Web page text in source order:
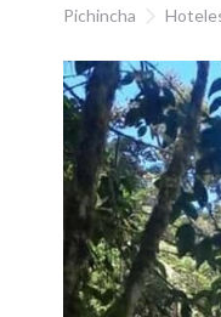
Pichincha